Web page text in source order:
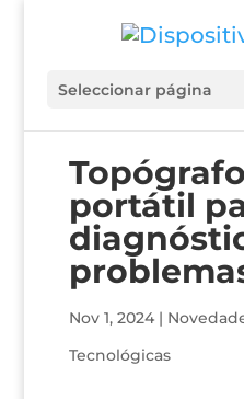
Seleccionar página
portátil
Nov 1, 2024|
Tecnológicas